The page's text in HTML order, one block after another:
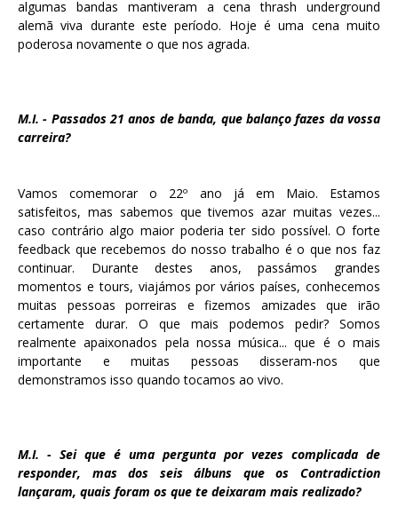
algumas bandas mantiveram a cena thrash underground
alemã viva durante este período. Hoje é uma cena muito
poderosa novamente o que nos agrada.
M.I. - Passados 21 anos de banda, que balanço fazes da vossa
carreira?
Vamos comemorar o 22º ano já em Maio. Estamos
satisfeitos, mas sabemos que tivemos azar muitas vezes...
caso contrário algo maior poderia ter sido possível. O forte
feedback que recebemos do nosso trabalho é o que nos faz
continuar. Durante destes anos, passámos grandes
momentos e tours, viajámos por vários países, conhecemos
muitas pessoas porreiras e fizemos amizades que irão
certamente durar. O que mais podemos pedir? Somos
realmente apaixonados pela nossa música... que é o mais
importante e muitas pessoas disseram-nos que
demonstramos isso quando tocamos ao vivo.
M.I. - Sei que é uma pergunta por vezes complicada de
responder, mas dos seis álbuns que os Contradiction
lançaram, quais foram os que te deixaram mais realizado?